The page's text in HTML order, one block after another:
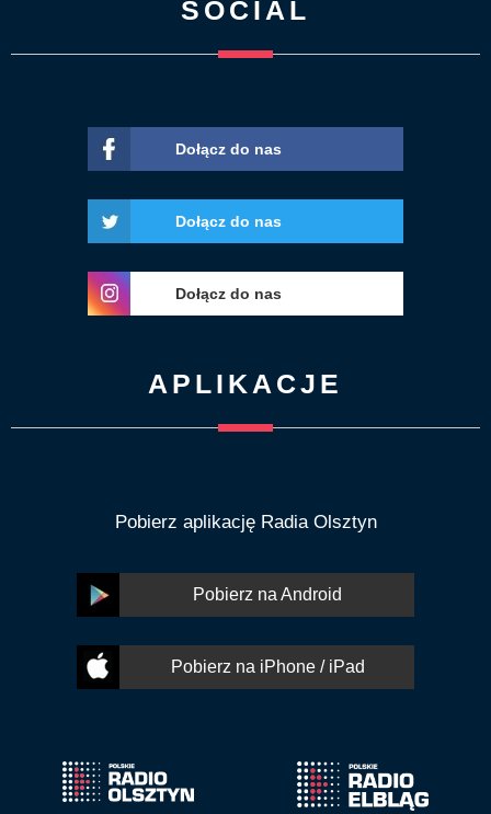
SOCIAL
Dołącz do nas
Dołącz do nas
Dołącz do nas
APLIKACJE
Pobierz aplikację Radia Olsztyn
Pobierz na Android
Pobierz na iPhone / iPad